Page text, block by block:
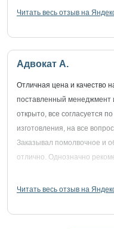
Читать весь отзыв на
Адвокат А.
Отличная цена и качество
поставленный менеджмент
открыто, все согласуется
изготовления, на все
Заказывал помолвочное и
отлично. Однозначно
Читать весь отзыв на